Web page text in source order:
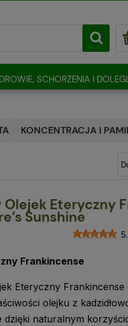
SCHORZENIA I
KONCENTRACJA I
Eteryczny
Sunshine
Frankincense
Eteryczny
olejku z
dzięki naturalnym